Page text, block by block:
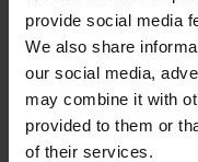
provide social media
We also share
our social media,
may combine it with
provided to them or
of their services.